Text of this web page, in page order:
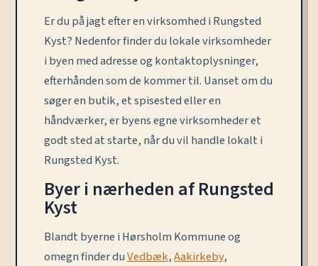
Er du på jagt efter en virksomhed i Rungsted
Kyst? Nedenfor finder du lokale virksomheder
i byen med adresse og kontaktoplysninger,
efterhånden som de kommer til. Uanset om du
søger en butik, et spisested eller en
håndværker, er byens egne virksomheder et
godt sted at starte, når du vil handle lokalt i
Rungsted Kyst.
Byer i nærheden af Rungsted
Kyst
Blandt byerne i Hørsholm Kommune og
omegn finder duVedbæk,Aakirkeby,